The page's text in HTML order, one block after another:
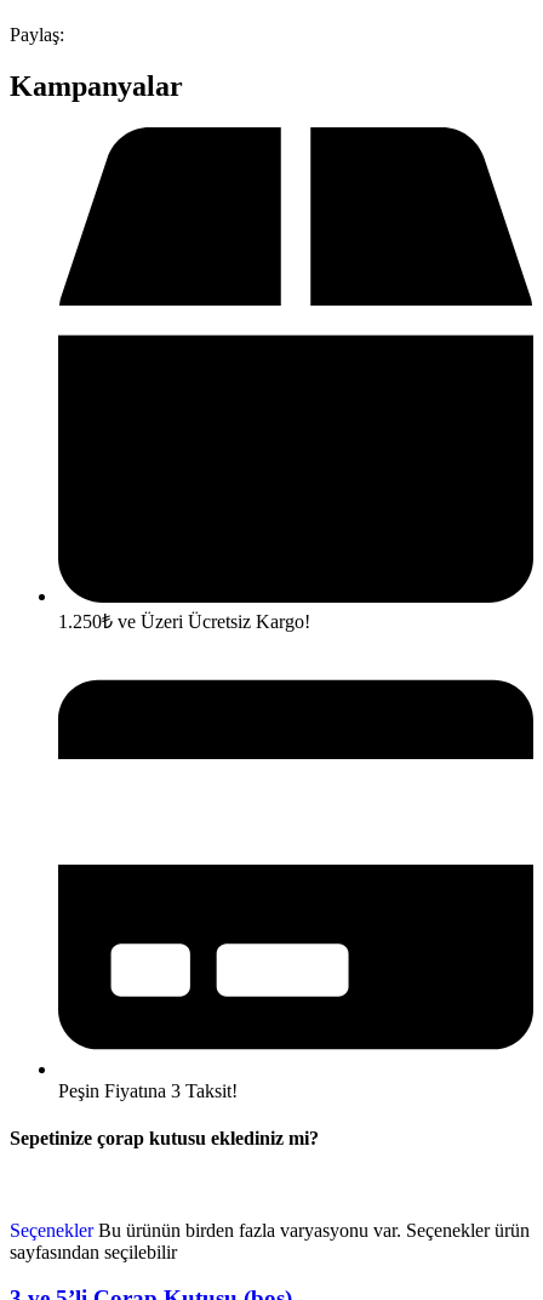
Paylaş:
Kampanyalar
1.250₺ ve Üzeri Ücretsiz Kargo!
Peşin Fiyatına 3 Taksit!
Sepetinize çorap kutusu eklediniz mi?
Seçenekler Bu ürünün birden fazla varyasyonu var. Seçenekler ürün
sayfasından seçilebilir